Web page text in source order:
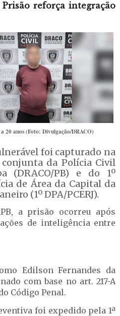
reforça integração
20 anos (Foto: Divulgação/DRACO)
foi capturado na
da Polícia Civil
(DRACO/PB) e do 1º
de Área da Capital da
(1º DPA/PCERJ).
a prisão ocorreu após
de inteligência entre
Edilson Fernandes da
com base no art. 217-A
Código Penal.
foi expedido pela 1ª